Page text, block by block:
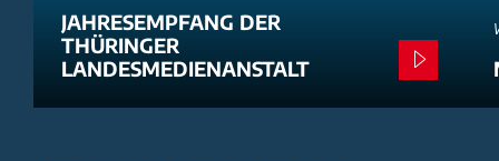
JAHRESEMPFANG DER
THÜRINGER
LANDESMEDIENANSTALT